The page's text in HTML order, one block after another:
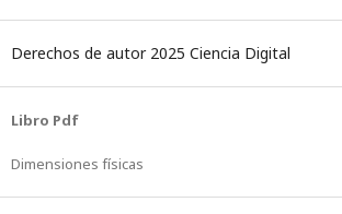
Derechos de autor 2025 Ciencia Digital
Libro Pdf
Dimensiones físicas